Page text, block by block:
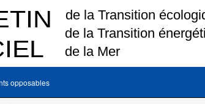
opposables